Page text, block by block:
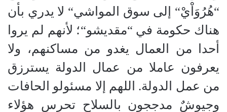
“هُرُوَاْيْ“ إلى سوق المواشي“ لا يدري بأن
هناك حكومة في “مقديشو“؛ لأنهم لم يروا
أحدا من العمال يغدو من مساكنهم، ولا
يعرفون عاملا من عمال الدولة يسترزق
من عمل الدولة. اللهم إلا مسئولو الحافات
وجيوشٌ مدججون بالسلاح تحرس هؤلاء